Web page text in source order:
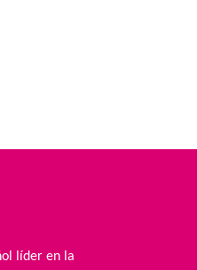
líder en la